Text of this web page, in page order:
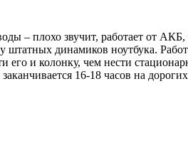
– плохо звучит, работает от АКБ,
динамиков ноутбука.
его и колонку, чем нести
16-18 часов на